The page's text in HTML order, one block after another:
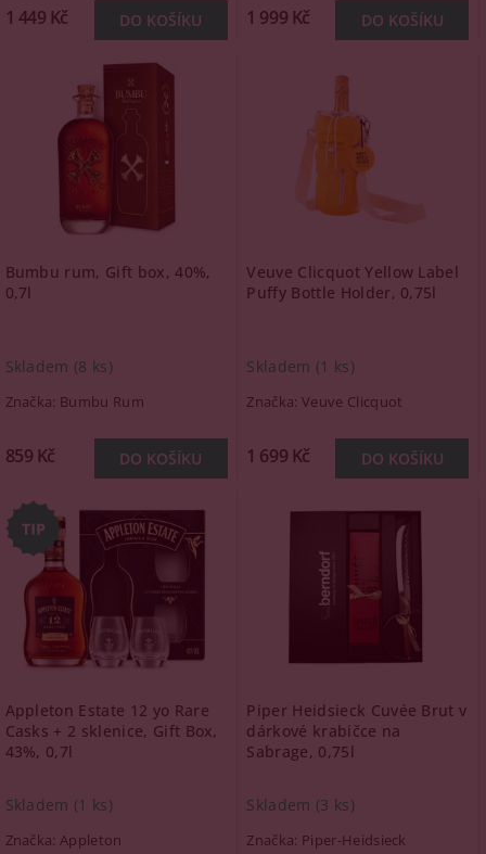
1 449 Kč 1 999 Kč
Bumbu rum, Gift box, 40%,
0,7l
Skladem (8 ks)
Značka: Bumbu Rum
859 Kč
Veuve Clicquot Yellow Label
Puffy Bottle Holder, 0,75l
Skladem (1 ks)
Značka: Veuve Clicquot
1 699 Kč
Appleton Estate 12 yo Rare
Casks + 2 sklenice, Gift Box,
43%, 0,7l
Skladem (1 ks)
Značka:Appleton
Piper Heidsieck Cuvée Brut v
dárkové krabičce na
Sabrage, 0,75l
Skladem (3 ks)
Značka: Piper-Heidsieck